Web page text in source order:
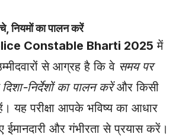
नियमों का पालन करें
Constable Bharti 2025 में
से आग्रह है कि वे समय पर
निर्देशों का पालन करेंऔर किसी
यह परीक्षा आपके भविष्य का आधार
और गंभीरता से प्रयास करें।